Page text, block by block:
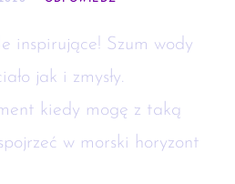
inspirujące! Szum wody
jak i zmysły.
kiedy mogę z taką
w morski horyzont